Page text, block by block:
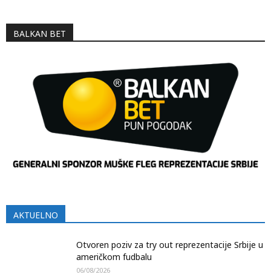
BALKAN BET
AKTUELNO
Otvoren poziv za try out reprezentacije Srbije u
američkom fudbalu
06/08/2026